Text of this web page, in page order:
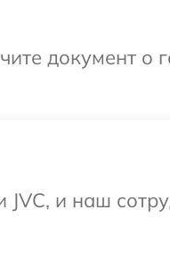
документ о
и наш